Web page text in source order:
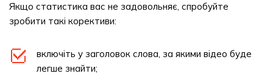
Якщо статистика вас не задовольняє, спробуйте
зробити такі корективи:
включіть у заголовок слова, за якими відео буде
легше знайти;